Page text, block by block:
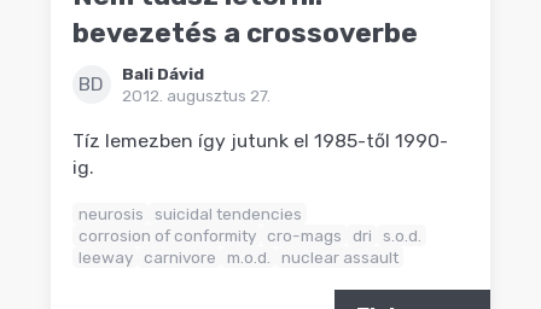
bevezetés a crossoverbe
BD
Bali Dávid
2012. augusztus 27.
Tíz lemezben így jutunk el 1985-től 1990-
ig.
neurosis
suicidal tendencies
corrosion of conformity cro-mags dri
s.o.d.
leeway carnivore m.o.d. nuclear assault